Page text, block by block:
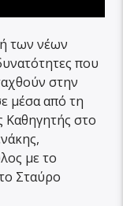
των νέων
που
στην
μέσα από τη
στο
με το
Σταύρο